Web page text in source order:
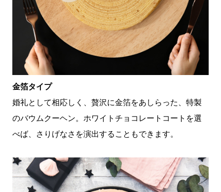
金箔タイプ
婚礼として相応しく、贅沢に金箔をあしらった、特製
のバウムクーヘン。ホワイトチョコレートコートを選
べば、さりげなさを演出することもできます。